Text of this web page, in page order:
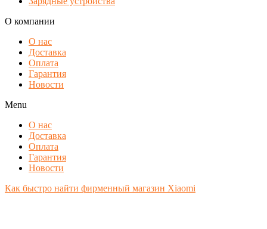
О компании
О нас
Доставка
Оплата
Гарантия
Новости
Menu
О нас
Доставка
Оплата
Гарантия
Новости
Как быстро найти фирменный магазин Xiaomi